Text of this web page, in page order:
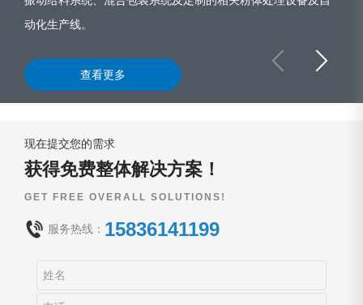
动化生产线。
查看更多
现在提交您的需求
获得免费整体解决方案！
GET FREE OVERALL SOLUTIONS!
服务热线： 15836141199